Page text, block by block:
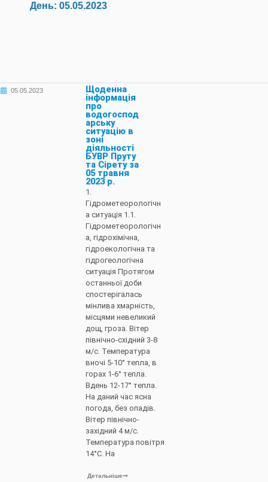
День: 05.05.2023
05.05.2023
Щоденна
інформація
про
водогоспод
арську
ситуацію в
зоні
діяльності
БУВР Пруту
та Сірету за
05 травня
2023 р.
1.
Гідрометеорологічн
а ситуація 1.1.
Гідрометеорологічн
а, гідрохімічна,
гідроекологічна та
гідрогеологічна
ситуація Протягом
останньої доби
спостерігалась
мінлива хмарність,
місцями невеликий
дощ, гроза. Вітер
північно-східний 3-8
м/с. Температура
вночі 5-10° тепла, в
горах 1-6° тепла.
Вдень 12-17° тепла.
На даний час ясна
погода, без опадів.
Вітер північно-
західний 4 м/с.
Температура повітря
14°С. На
Детальніше